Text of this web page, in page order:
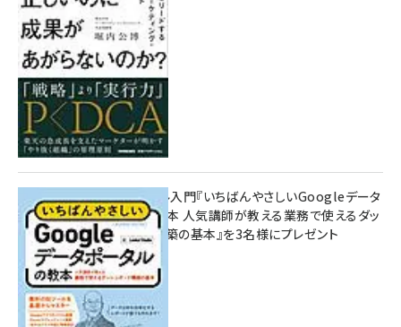
10:00
無料BIツール入門『いちばんやさしいGoogleデータ
ポータルの教本 人気講師が教える業務で使えるダッ
シュボード構築の基本』を3名様にプレゼント
7月31日 10:00